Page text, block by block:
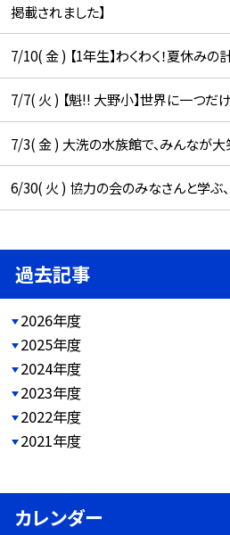
掲載されました】
7/10( 金 ) 【1年生】わくわく！夏休み
7/7( 火 ) 【魁!! 大野小】世界に一つだ
7/3( 金 ) 大洗の水族館で、みんなが大
6/30( 火 ) 協力の会のみなさんと学ぶ
過去記事
2026年度
2025年度
2024年度
2023年度
2022年度
2021年度
カレンダー